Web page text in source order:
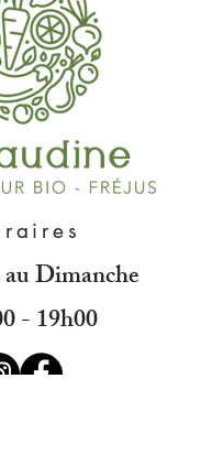
Dimanche
- 19h00